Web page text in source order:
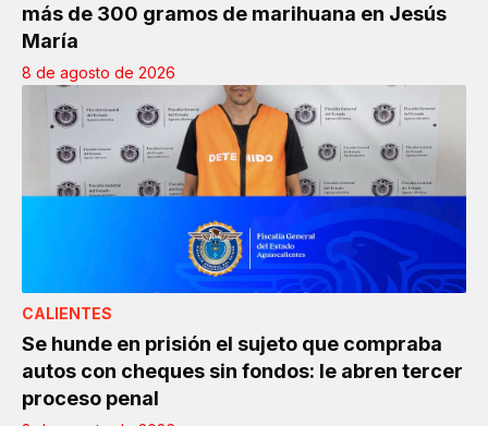
más de 300 gramos de marihuana en Jesús
María
8 de agosto de 2026
CALIENTES
Se hunde en prisión el sujeto que compraba
autos con cheques sin fondos: le abren tercer
proceso penal